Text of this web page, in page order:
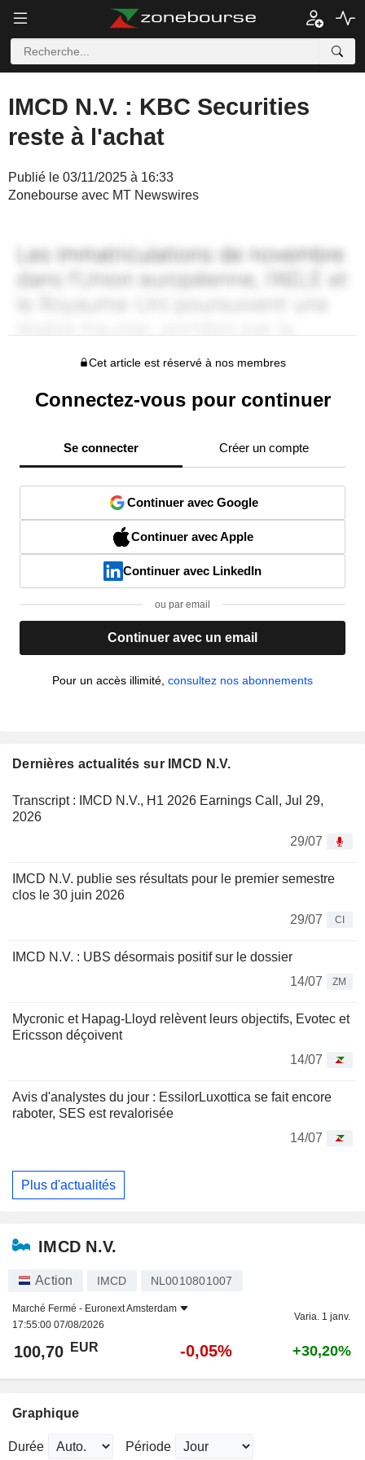
IMCD N.V. : KBC Securities
reste à l'achat
Publié le 03/11/2025 à 16:33
Zonebourse avec MT Newswires
Cet article est réservé à nos membres
Connectez-vous pour continuer
Se connecter Créer un compte
Continuer avec Google
Continuer avec Apple
Continuer avec LinkedIn
ou par email
Continuer avec un email
Pour un accès illimité, consultez nos abonnements
Dernières actualités sur IMCD N.V.
Transcript : IMCD N.V., H1 2026 Earnings Call, Jul 29,
2026
29/07
IMCD N.V. publie ses résultats pour le premier semestre
clos le 30 juin 2026
29/07
CI
IMCD N.V. : UBS désormais positif sur le dossier
14/07
ZM
Mycronic et Hapag-Lloyd relèvent leurs objectifs, Evotec et
Ericsson déçoivent
14/07
Avis d'analystes du jour : EssilorLuxottica se fait encore
raboter, SES est revalorisée
14/07
Plus d'actualités
IMCD N.V.
Action IMCD NL0010801007
Marché Fermé - Euronext Amsterdam
17:55:00 07/08/2026
Varia. 1 janv.
100,70 EUR -0,05% +30,20%
Graphique
Durée Période